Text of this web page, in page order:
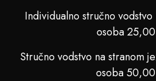
Individualno stručno
osoba
Stručno vodstvo na stranom
osoba